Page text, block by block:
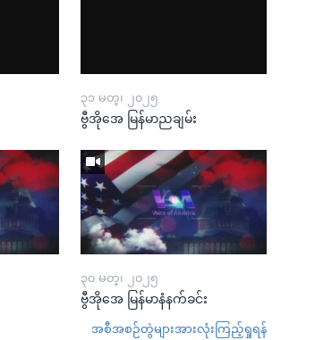
၃၁ မတ္၊ ၂၀၂၅
ဗွီအိုအေ မြန်မာညချမ်း
၃၀ မတ္၊ ၂၀၂၅
ဗွီအိုအေ မြန်မာနံနက်ခင်း
အစီအစဉ်တွဲများအားလုံးကြည့်ရှုရန်